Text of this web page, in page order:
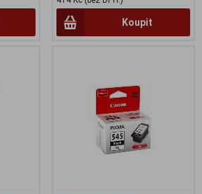
Koupit